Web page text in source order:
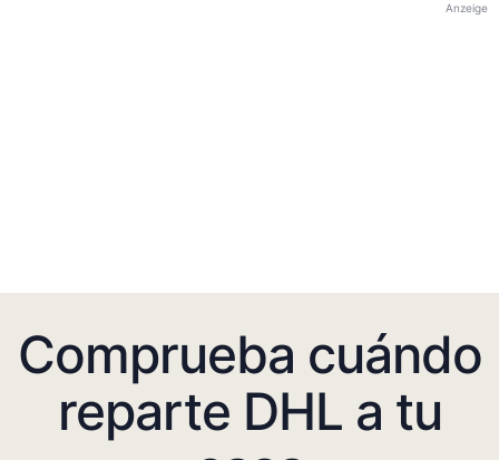
Anzeige
Comprueba cuándo
reparte DHL a tu